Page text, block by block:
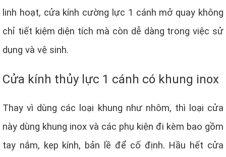
linh hoạt, cửa kính cường lực 1 cánh mở quay không
chỉ tiết kiệm diện tích mà còn dễ dàng trong việc sử
dụng và vệ sinh.
Cửa kính thủy lực 1 cánh có khung inox
Thay vì dùng các loại khung như nhôm, thì loại cửa
này dùng khung inox và các phụ kiện đi kèm bao gồm
tay nắm, kẹp kính, bản lề để cố định. Hầu hết cửa